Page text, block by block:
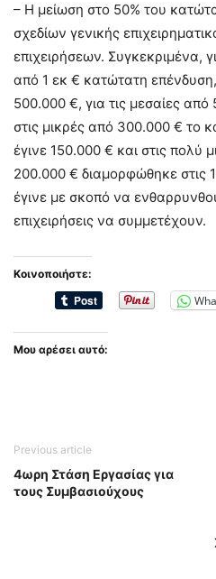
– Η μείωση στο 50% του
σχεδίων γενικής
επιχειρήσεων. Συγκεκριμένα,
από 1 εκ € κατώτατη
500.000 €, για τις μεσαίες
στις μικρές από 300.000 € το
έγινε 150.000 € και στις πολύ
200.000 € διαμορφώθηκε στις
έγινε με σκοπό να
επιχειρήσεις να συμμετέχουν.
Κοινοποιήστε:
Μου αρέσει αυτό:
Previous article
4ωρη Στάση Εργασίας για
τους Συμβασιούχους